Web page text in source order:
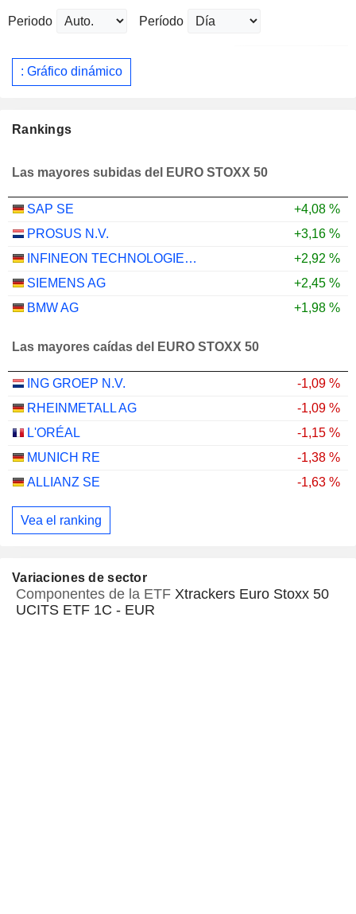
Periodo Período
: Gráfico dinámico
Rankings
Las mayores subidas del EURO STOXX 50
SAP SE
+4,08 %
PROSUS N.V.
+3,16 %
INFINEON TECHNOLOGIES AG
+2,92 %
SIEMENS AG
+2,45 %
BMW AG
+1,98 %
Las mayores caídas del EURO STOXX 50
ING GROEP N.V.
-1,09 %
RHEINMETALL AG
-1,09 %
L'ORÉAL
-1,15 %
MUNICH RE
-1,38 %
ALLIANZ SE
-1,63 %
Vea el ranking
Variaciones de sector
Componentes de la ETF Xtrackers Euro Stoxx 50
UCITS ETF 1C - EUR